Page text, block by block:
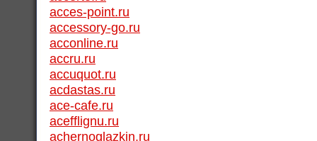
acces-point.ru
accessory-go.ru
acconline.ru
accru.ru
accuquot.ru
acdastas.ru
ace-cafe.ru
acefflignu.ru
achernoglazkin.ru